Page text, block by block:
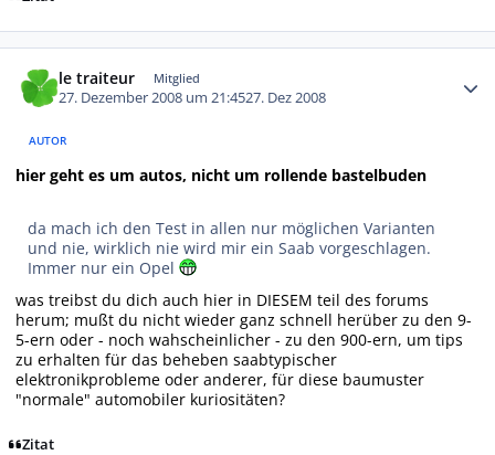
le traiteur Mitglied
27. Dezember 2008 um 21:4527. Dez 2008
AUTOR
hier geht es um autos, nicht um rollende bastelbuden
da mach ich den Test in allen nur möglichen Varianten
und nie, wirklich nie wird mir ein Saab vorgeschlagen.
Immer nur ein Opel
was treibst du dich auch hier in DIESEM teil des forums
herum; mußt du nicht wieder ganz schnell herüber zu den 9-
5-ern oder - noch wahscheinlicher - zu den 900-ern, um tips
zu erhalten für das beheben saabtypischer
elektronikprobleme oder anderer, für diese baumuster
"normale" automobiler kuriositäten?
Zitat